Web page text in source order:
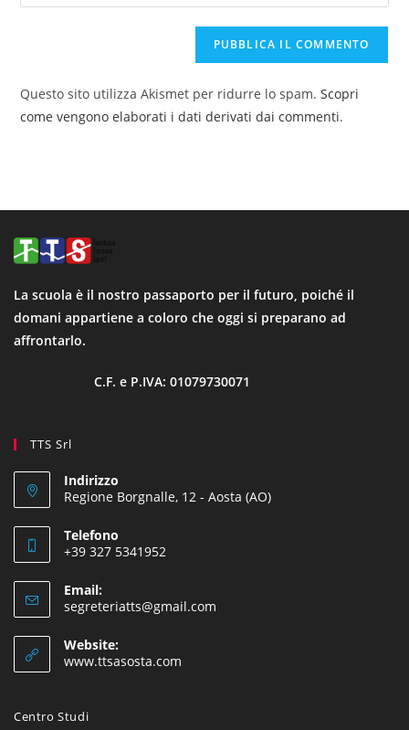
Questo sito utilizza Akismet per ridurre lo spam.Scopri
come vengono elaborati i dati derivati dai commenti.
La scuola è il nostro passaporto per il futuro, poiché il
domani appartiene a coloro che oggi si preparano ad
affrontarlo.
C.F. e P.IVA: 01079730071
TTS Srl
Indirizzo
Regione Borgnalle, 12 - Aosta (AO)
Telefono
+39 327 5341952
Email:
segreteriatts@gmail.com
Website:
www.ttsasosta.com
Centro Studi